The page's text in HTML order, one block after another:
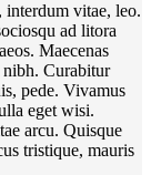
vitae, leo.
ad litora
Maecenas
nibh. Curabitur
pede. Vivamus
eget wisi.
arcu. Quisque
tristique, mauris